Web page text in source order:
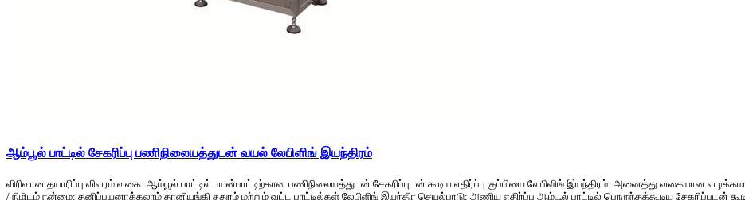
ஆம்பூல் பாட்டில் சேகரிப்பு பணிநிலையத்துடன் வயல் லேபிளிங் இயந்திரம்
விரிவான தயாரிப்பு விவரம் வகை: ஆம்பூல் பாட்டில் பயன்பாட்டிற்கான பணிநிலையத்துடன் சேகரிப்புடன் கூடிய எதிர்ப்பு குப்பியை லேபிளிங் இயந்திரம்: அனைத்து வகையான
/ நிமிடம் நன்மை: தனிப்பயனாக்கலாம் தானியங்கி சதுரம் மற்றும் வட்ட பாட்டில்கள் லேபிளிங் இயந்திர செயல்பாடு: அணிய எதிர்ப்பு ஆம்பூல் பாட்டில் பொருந்தக்கூடிய சேகரிப்புடன்